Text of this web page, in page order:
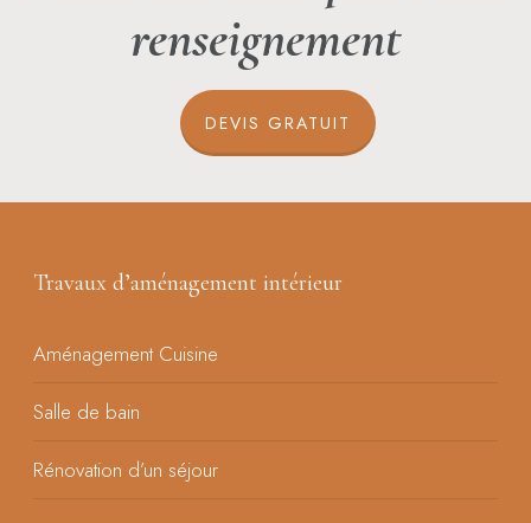
renseignement
DEVIS GRATUIT
Travaux d’aménagement intérieur
Aménagement Cuisine
Salle de bain
Rénovation d’un séjour